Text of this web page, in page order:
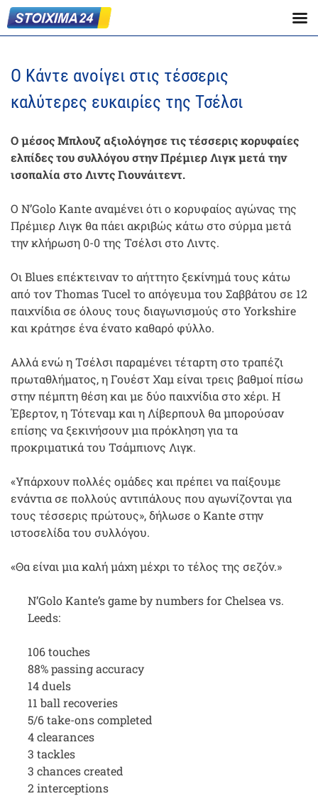
Ο Κάντε ανοίγει στις τέσσερις
καλύτερες ευκαιρίες της Τσέλσι
Ο μέσος Μπλουζ αξιολόγησε τις τέσσερις κορυφαίες
ελπίδες του συλλόγου στην Πρέμιερ Λιγκ μετά την
ισοπαλία στο Λιντς Γιουνάιτεντ.
Ο N’Golo Kante αναμένει ότι ο κορυφαίος αγώνας της
Πρέμιερ Λιγκ θα πάει ακριβώς κάτω στο σύρμα μετά
την κλήρωση 0-0 της Τσέλσι στο Λιντς.
Οι Blues επέκτειναν το αήττητο ξεκίνημά τους κάτω
από τον Thomas Tucel το απόγευμα του Σαββάτου σε 12
παιχνίδια σε όλους τους διαγωνισμούς στο Yorkshire
και κράτησε ένα ένατο καθαρό φύλλο.
Αλλά ενώ η Τσέλσι παραμένει τέταρτη στο τραπέζι
πρωταθλήματος, η Γουέστ Χαμ είναι τρεις βαθμοί πίσω
στην πέμπτη θέση και με δύο παιχνίδια στο χέρι. Η
Έβερτον, η Τότεναμ και η Λίβερπουλ θα μπορούσαν
επίσης να ξεκινήσουν μια πρόκληση για τα
προκριματικά του Τσάμπιονς Λιγκ.
«Υπάρχουν πολλές ομάδες και πρέπει να παίξουμε
ενάντια σε πολλούς αντιπάλους που αγωνίζονται για
τους τέσσερις πρώτους», δήλωσε ο Kante στην
ιστοσελίδα του συλλόγου.
«Θα είναι μια καλή μάχη μέχρι το τέλος της σεζόν.»
N’Golo Kante’s game by numbers for Chelsea vs.
Leeds:
106 touches
88% passing accuracy
14 duels
11 ball recoveries
5/6 take-ons completed
4 clearances
3 tackles
3 chances created
2 interceptions